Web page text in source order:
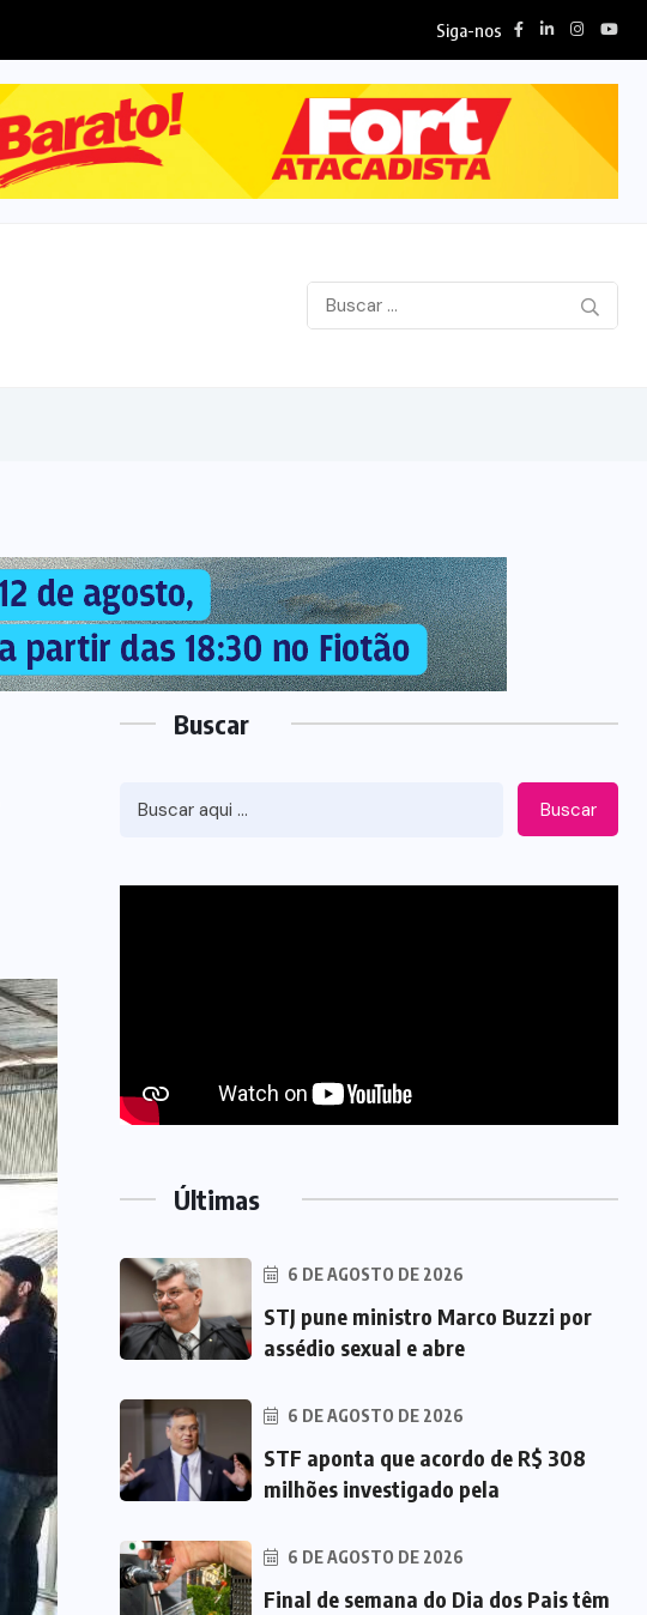
Siga-nos
Buscar
Buscar
Últimas
6 DE AGOSTO DE 2026
STJ pune ministro Marco Buzzi por
assédio sexual e abre
6 DE AGOSTO DE 2026
STF aponta que acordo de R$ 308
milhões investigado pela
6 DE AGOSTO DE 2026
Final de semana do Dia dos Pais têm